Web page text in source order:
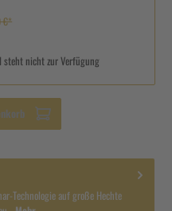
€*
steht nicht zur Verfügung
Technologie auf große Hechte